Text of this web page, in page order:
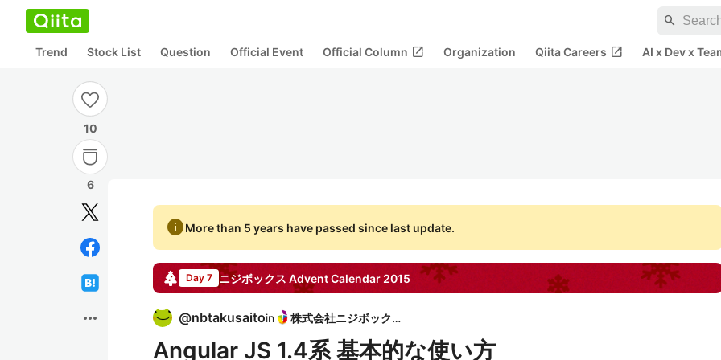
search
Trend Stock List Question Official Event Official Column open_in_new Organization Qiita Careers open_in_new AI x Dev x
10
6
more_horiz
infoMore than 5 years have passed since last update.
Day 7 ニジボックス Advent Calendar 2015
@nbtakusaitoin 株式会社ニジボックス
Angular JS 1.4系 基本的な使い方